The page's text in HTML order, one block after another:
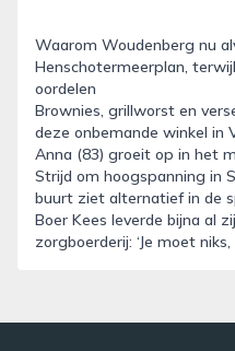
Waarom Woudenberg nu
Henschotermeerplan,
oordelen
Brownies, grillworst en
deze onbemande winkel in
Anna (83) groeit op in het
Strijd om hoogspanning in
buurt ziet alternatief in de
Boer Kees leverde bijna al
zorgboerderij: ‘Je moet